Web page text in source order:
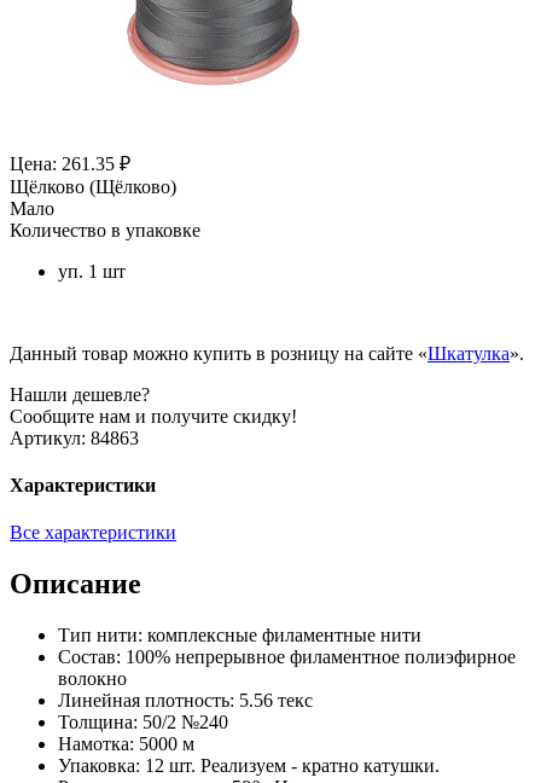
Цена: 261.35 ₽
Щёлково (Щёлково)
Мало
Количество в упаковке
уп. 1 шт
Данный товар можно купить в розницу на сайте «Шкатулка».
Нашли дешевле?
Сообщите нам и получите скидку!
Артикул: 84863
Характеристики
Все характеристики
Описание
Тип нити: комплексные филаментные нити
Состав: 100% непрерывное филаментное полиэфирное
волокно
Линейная плотность: 5.56 текс
Толщина: 50/2 №240
Намотка: 5000 м
Упаковка: 12 шт. Реализуем - кратно катушки.